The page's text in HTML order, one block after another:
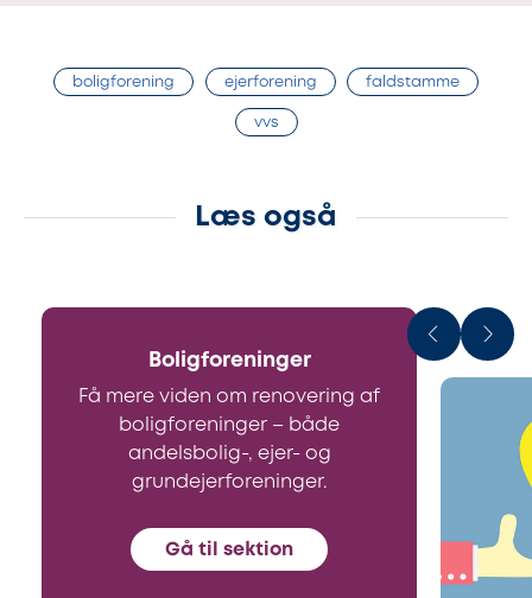
boligforening ejerforening faldstamme
vvs
Læs også
Boligforeninger
Få mere viden om renovering af
boligforeninger – både
andelsbolig-, ejer- og
grundejerforeninger.
Gå til sektion